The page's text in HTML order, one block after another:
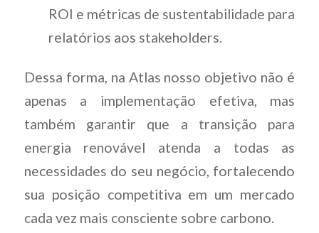
ROI e métricas de sustentabilidade para
relatórios aos stakeholders.
Dessa forma, na Atlas nosso objetivo não é
apenas a implementação efetiva, mas
também garantir que a transição para
energia renovável atenda a todas as
necessidades do seu negócio, fortalecendo
sua posição competitiva em um mercado
cada vez mais consciente sobre carbono.